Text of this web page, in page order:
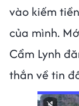
vào kiếm
của mình.
Cẩm Lynh
thắn về tin